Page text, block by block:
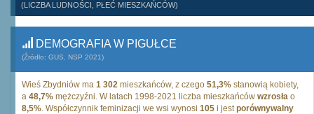
(LICZBA LUDNOŚCI, PŁEĆ MIESZKAŃCÓW)
DEMOGRAFIA W PIGUŁCE
(Źródło: GUS, NSP 2021)
Wieś Zbydniów ma 1 302 mieszkańców, z czego 51,3% stanowią kobiety,
a 48,7% mężczyźni. W latach 1998-2021 liczba mieszkańców wzrosła o
8,5%. Współczynnik feminizacji we wsi wynosi 105 i jestporównywalny